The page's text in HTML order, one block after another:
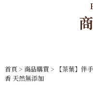
首頁 > 商品購買 > 【茶葉】伴
香 天然無添加